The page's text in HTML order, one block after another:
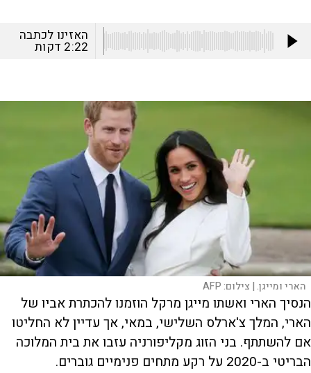
האזינו לכתבה
2:22 דקות
הארי ומייגן. | צילום:AFP
הנסיך הארי ואשתו מייגן מרקל הוזמנו להכתרת אביו של
הארי, המלך צ'ארלס השלישי, במאי, אך עדיין לא החליטו
אם להשתתף. בני הזוג מקליפורניה עזבו את בית המלוכה
הבריטי ב-2020 על רקע מתחים פנימיים גוברים.